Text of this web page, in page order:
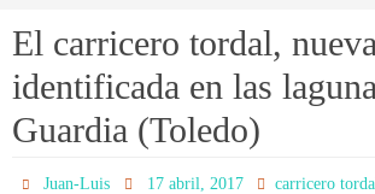
El carricero tordal,
identificada en las
Guardia (Toledo)
Juan-Luis 17 abril, 2017 carricero